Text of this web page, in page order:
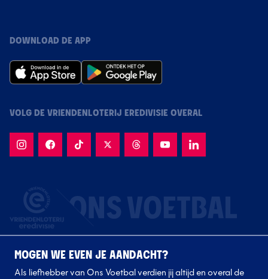
DOWNLOAD DE APP
VOLG DE VRIENDENLOTERIJ EREDIVISIE OVERAL
MOGEN WE EVEN JE AANDACHT?
Als liefhebber van Ons Voetbal verdien jij altijd en overal de